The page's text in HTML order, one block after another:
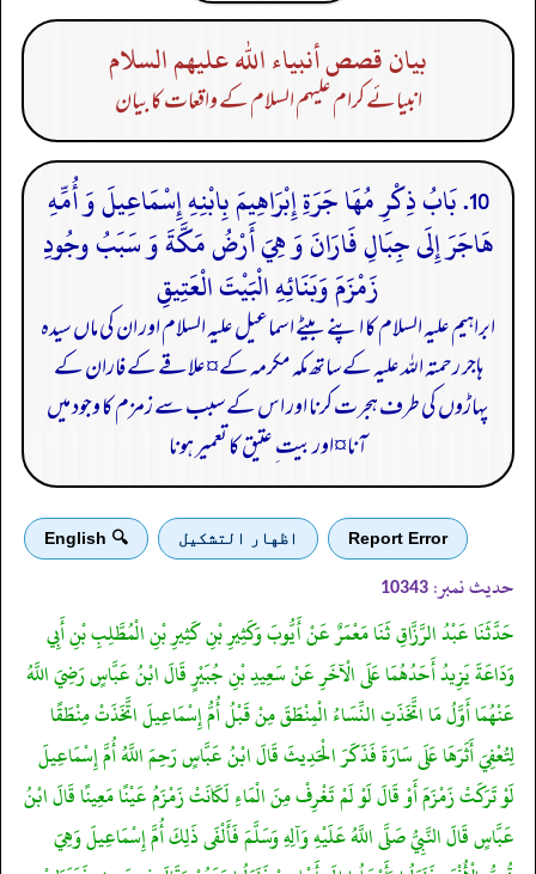
بيان قصص أنبياء الله عليهم السلام
انبیائے کرام علیہم السلام کے واقعات کا بیان
10. بَابُ ذِكْرِ مُهَا جَرَةِ إِبْرَاهِيمَ بِابْنِهِ إِسْمَاعِيلَ وَ أُمِّهِ
هَاجَرَ إِلَى جِبَالِ فَارَانَ وَ هِيَ أَرْضُ مَكَّةَ وَ سَبَبُ وجُودِ
زَمْزَمَ وَبَنَائِهِ الْبَيْتَ الْعَتِيقِ
ابراہیم علیہ السلام کا اپنے بیٹے اسماعیل علیہ السلام اور ان کی ماں سیدہ
ہاجر رحمتہ اللہ علیہ کے ساتھ مکہ مکرمہ کے¤علاقے کے فاران کے
پہاڑوں کی طرف ہجرت کرنا اور اس کے سبب سے زمزم کا وجود میں
آنا¤اور بیت ِ عتیق کا تعمیر ہونا
Report Error اظهار التشكيل 🔍 English
حدیث نمبر: 10343
حَدَّثَنَا عَبْدُ الرَّزَّاقِ ثَنَا مَعْمَرٌ عَنْ أَيُّوبَ وَكَثِيرِ بْنِ كَثِيرِ بْنِ الْمُطَّلِبِ بْنِ أَبِي
وَدَاعَةَ يَزِيدُ أَحَدُهُمَا عَلَى الْآخَرِ عَنْ سَعِيدِ بْنِ جُبَيْرٍ قَالَ ابْنُ عَبَّاسٍ رَضِيَ اللَّهُ
عَنْهُمَا أَوَّلُ مَا اتَّخَذَتِ النِّسَاءُ الْمِنْطَقَ مِنْ قَبْلُ أُمُّ إِسْمَاعِيلَ اتَّخَذَتْ مِنْطَقًا
لِتُعْفِيَ أَثَرَهَا عَلَى سَارَةَ فَذَكَرَ الْحَدِيثَ قَالَ ابْنُ عَبَّاسٍ رَحِمَ اللَّهُ أُمَّ إِسْمَاعِيلَ
لَوْ تَرَكَتْ زَمْزَمَ أَوْ قَالَ لَوْ لَمْ تَغْرِفْ مِنَ الْمَاءِ لَكَانَتْ زَمْزَمُ عَيْنًا مَعِينًا قَالَ ابْنُ
عَبَّاسٍ قَالَ النَّبِيُّ صَلَّى اللَّهُ عَلَيْهِ وَآلِهِ وَسَلَّمَ فَأَلْفَى ذَلِكَ أُمَّ إِسْمَاعِيلَ وَهِيَ